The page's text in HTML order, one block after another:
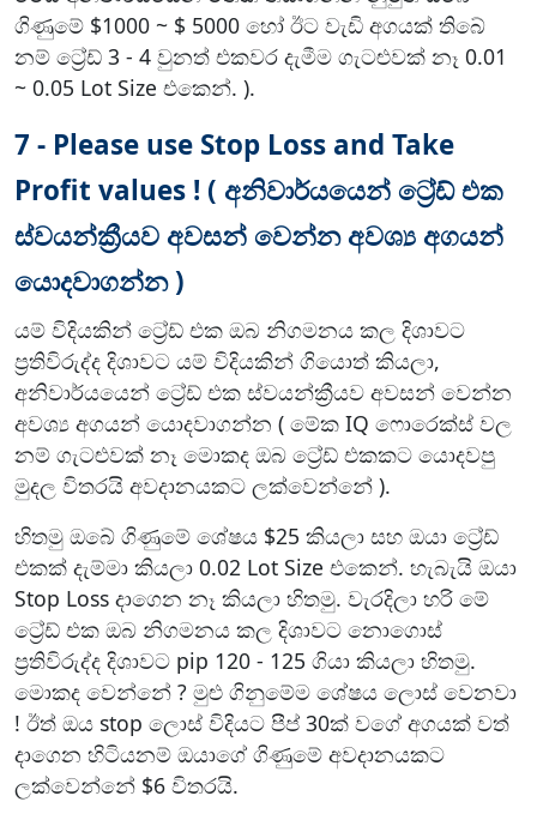
ගිණුමේ $1000 ~ $ 5000 හෝ ඊට වැඩි අගයක් තිබේ
නම් ට්‍රේඩ් 3 - 4 වුනත් එකවර දැමීම ගැටළුවක් නෑ 0.01
~ 0.05 Lot Size එකෙන්. ).
7 - Please use Stop Loss and Take
Profit values ! ( අනිවාර්යයෙන් ට්‍රේඩ් එක
ස්වයන්ක්‍රීයව අවසන් වෙන්න අවශ්‍ය අගයන්
යොදවාගන්න )
යම් විදියකින් ට්‍රේඩ් එක ඔබ නිගමනය කල දිශාවට
ප්‍රතිවිරුද්ද දිශාවට යම් විදියකින් ගියොත් කියලා,
අනිවාර්යයෙන් ට්‍රේඩ් එක ස්වයන්ක්‍රීයව අවසන් වෙන්න
අවශ්‍ය අගයන් යොදවාගන්න ( මේක IQ ෆොරෙක්ස් වල
නම් ගැටළුවක් නෑ මොකද ඔබ ට්‍රේඩ් එකකට යොදවපු
මුදල විතරයි අවදානයකට ලක්වෙන්නේ ).
හිතමු ඔබේ ගිණුමේ ශේෂය $25 කියලා සහ ඔයා ට්‍රේඩ්
එකක් දැම්මා කියලා 0.02 Lot Size එකෙන්. හැබැයි ඔයා
Stop Loss දාගෙන නෑ කියලා හිතමු. වැරදිලා හරි මේ
ට්‍රේඩ් එක ඔබ නිගමනය කල දිශාවට නොගොස්
ප්‍රතිවිරුද්ද දිශාවට pip 120 - 125 ගියා කියලා හිතමු.
මොකද වෙන්නේ ? මුළු ගිනුමේම ශේෂය ලොස් වෙනවා
! ඊත් ඔය stop ලොස් විදියට පීප් 30ක් වගේ අගයක් වත්
දාගෙන හිටියනම් ඔයාගේ ගිණුමේ අවදානයකට
ලක්වෙන්නේ $6 විතරයි.